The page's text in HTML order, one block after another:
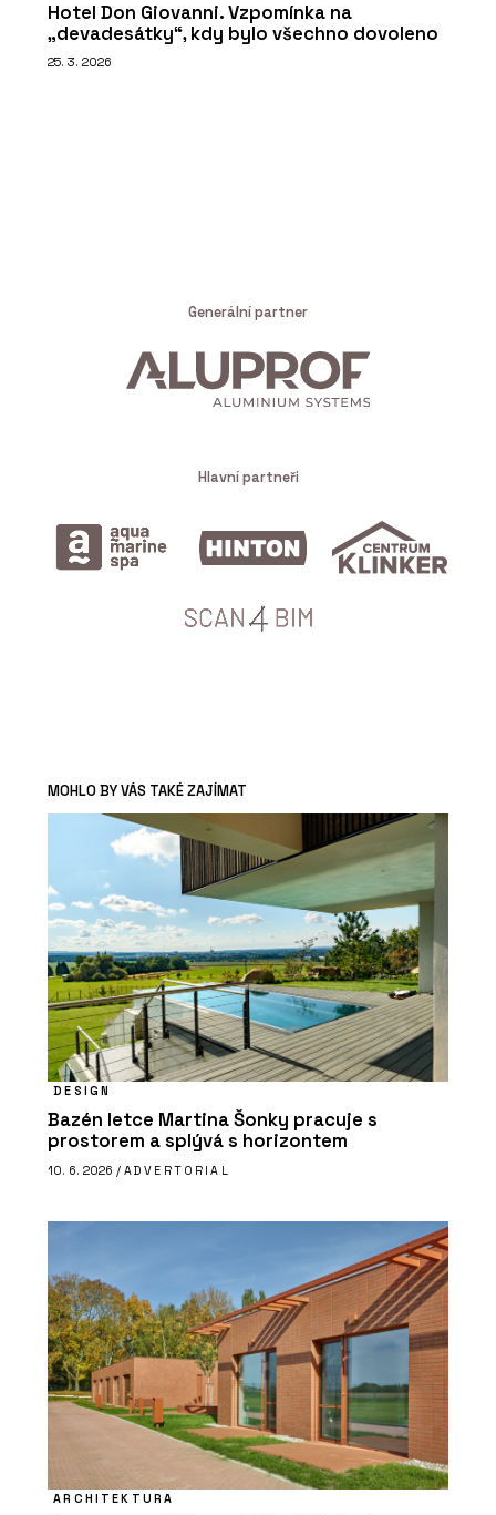
Hotel Don Giovanni. Vzpomínka na
„devadesátky“, kdy bylo všechno dovoleno
25. 3. 2026
Generální partner
Hlavní partneři
MOHLO BY VÁS TAKÉ ZAJÍMAT
DESIGN
Bazén letce Martina Šonky pracuje s
prostorem a splývá s horizontem
10. 6. 2026 / ADVERTORIAL
ARCHITEKTURA